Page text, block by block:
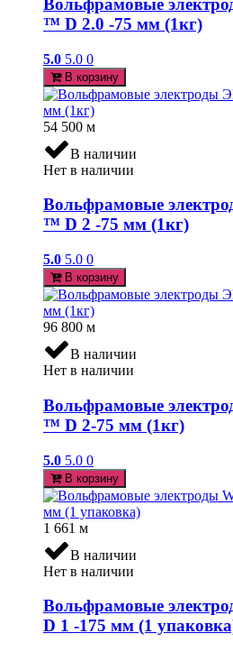
Вольфрамовые
™ D 2.0 -75 мм (1кг)
5.0 5.0 0
В корзину
54 500 м
В наличии
Нет в наличии
Вольфрамовые
™ D 2 -75 мм (1кг)
5.0 5.0 0
В корзину
96 800 м
В наличии
Нет в наличии
Вольфрамовые
™ D 2-75 мм (1кг)
5.0 5.0 0
В корзину
1 661 м
В наличии
Нет в наличии
Вольфрамовые
D 1 -175 мм (1